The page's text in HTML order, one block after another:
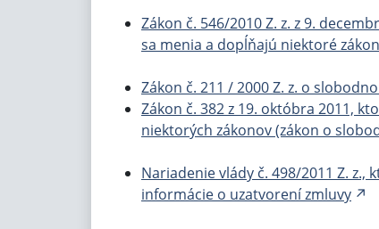
Zákon č. 546/2010 Z. z. z 9.
sa menia a dopĺňajú niektoré
Zákon č. 211 / 2000 Z. z. o
Zákon č. 382 z 19. októbra 2011,
niektorých zákonov (zákon o
Nariadenie vlády č. 498/2011 Z.
informácie o uzatvorení zmluvy